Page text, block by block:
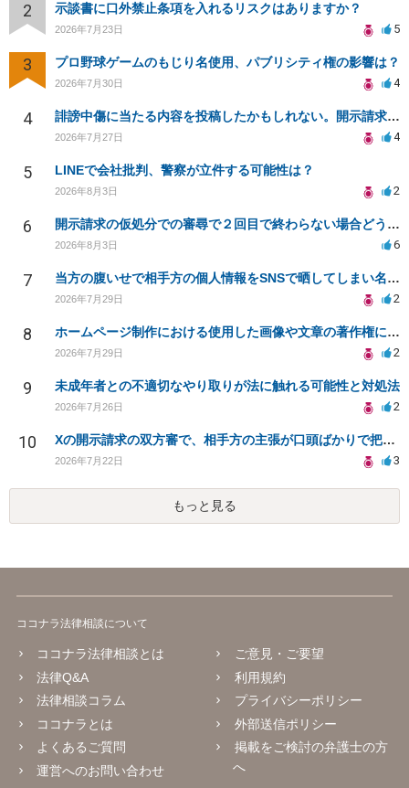
2 示談書に口外禁止条項を入れるリスクはありますか？
2026年7月23日 5
3 プロ野球ゲームのもじり名使用、パブリシティ権の影響は？
2026年7月30日 4
4 誹謗中傷に当たる内容を投稿したかもしれない。開示請求や民事刑事裁判に発展しうるのか教えて欲しい。
2026年7月27日 4
5 LINEで会社批判、警察が立件する可能性は？
2026年8月3日 2
6 開示請求の仮処分での審尋で２回目で終わらない場合どうしたらいいですか
2026年8月3日 6
7 当方の腹いせで相手方の個人情報をSNSで晒してしまい名誉毀損させてしまったかもしれない
2026年7月29日 2
8 ホームページ制作における使用した画像や文章の著作権について
2026年7月29日 2
9 未成年者との不適切なやり取りが法に触れる可能性と対処法
2026年7月26日 2
10 Xの開示請求の双方審で、相手方の主張が口頭ばかりで把握しきれません
2026年7月22日 3
もっと見る
ココナラ法律相談について
ココナラ法律相談とは
法律Q&A
法律相談コラム
ココナラとは
よくあるご質問
運営へのお問い合わせ
ご意見・ご要望
利用規約
プライバシーポリシー
外部送信ポリシー
掲載をご検討の弁護士の方
へ